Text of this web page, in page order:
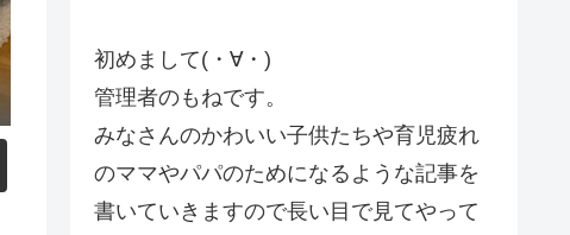
初めまして(・∀・)
管理者のもねです。
みなさんのかわいい子供たちや育児疲れ
のママやパパのためになるような記事を
書いていきますので長い目で見てやって